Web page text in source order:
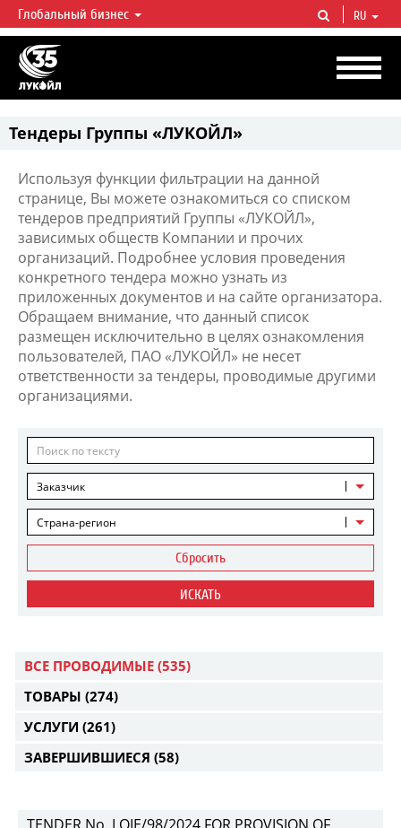
ЛУКОЙЛ СЕГОДНЯ
ЛУКОЙЛ — одна из крупнейших вертикально интегрированных
нефтегазовых компаний в мире, на долю которой приходится более 2%
мировой добычи нефти и около 1% доказанных запасов углеводородов.
Глобальный бизнес RU
Тендеры Группы «ЛУКОЙЛ»
Используя функции фильтрации на данной
странице, Вы можете ознакомиться со списком
тендеров предприятий Группы «ЛУКОЙЛ»,
зависимых обществ Компании и прочих
организаций. Подробнее условия проведения
конкретного тендера можно узнать из
приложенных документов и на сайте организатора.
Обращаем внимание, что данный список
размещен исключительно в целях ознакомления
пользователей, ПАО «ЛУКОЙЛ» не несет
ответственности за тендеры, проводимые другими
организациями.
Заказчик
Страна-регион
Сбросить
ИСКАТЬ
ВСЕ ПРОВОДИМЫЕ (535)
ТОВАРЫ (274)
УСЛУГИ (261)
ЗАВЕРШИВШИЕСЯ (58)